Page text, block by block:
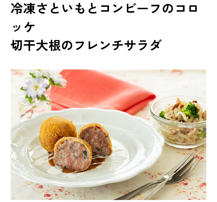
冷凍さといもとコンビーフのコロ
ッケ
切干大根のフレンチサラダ